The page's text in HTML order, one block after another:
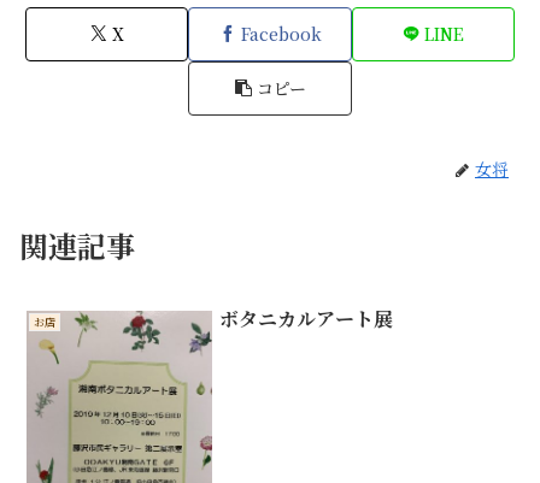
X Facebook LINE
コピー
女将
関連記事
お店 ボタニカルアート展